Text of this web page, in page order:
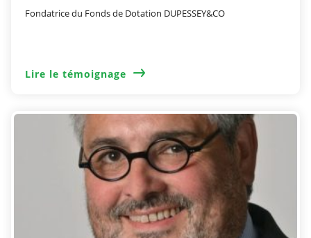
Fondatrice du Fonds de Dotation DUPESSEY&CO
Lire le témoignage